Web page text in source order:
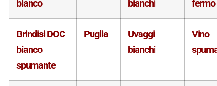
bianco
bianchi
fermo
Brindisi DOC
bianco
spumante
Puglia
Uvaggi
bianchi
Vino